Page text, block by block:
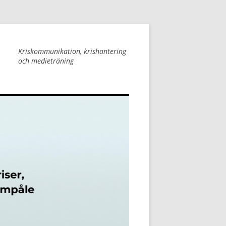
Kriskommunikation, krishantering
och medieträning